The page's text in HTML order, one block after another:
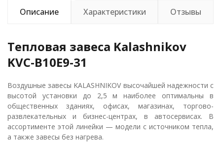
Описание Характеристики Отзывы
Тепловая завеса Kalashnikov
KVС-B10E9-31
Воздушные завесы KALASHNIKOV высочайшей надежности с
высотой установки до 2,5 м наиболее оптимальны в
общественных зданиях, офисах, магазинах, торгово-
развлекательных и бизнес-центрах, в автосервисах. В
ассортименте этой линейки — модели с источником тепла,
а также завесы без нагрева.